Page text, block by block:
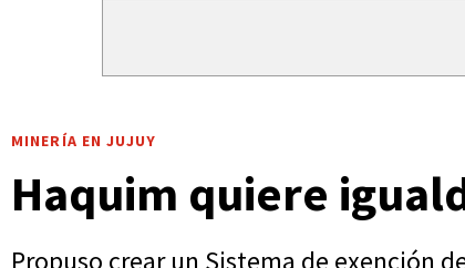
MINERÍA EN JUJUY
Haquim quiere
Propuso crear un Sistema de exención